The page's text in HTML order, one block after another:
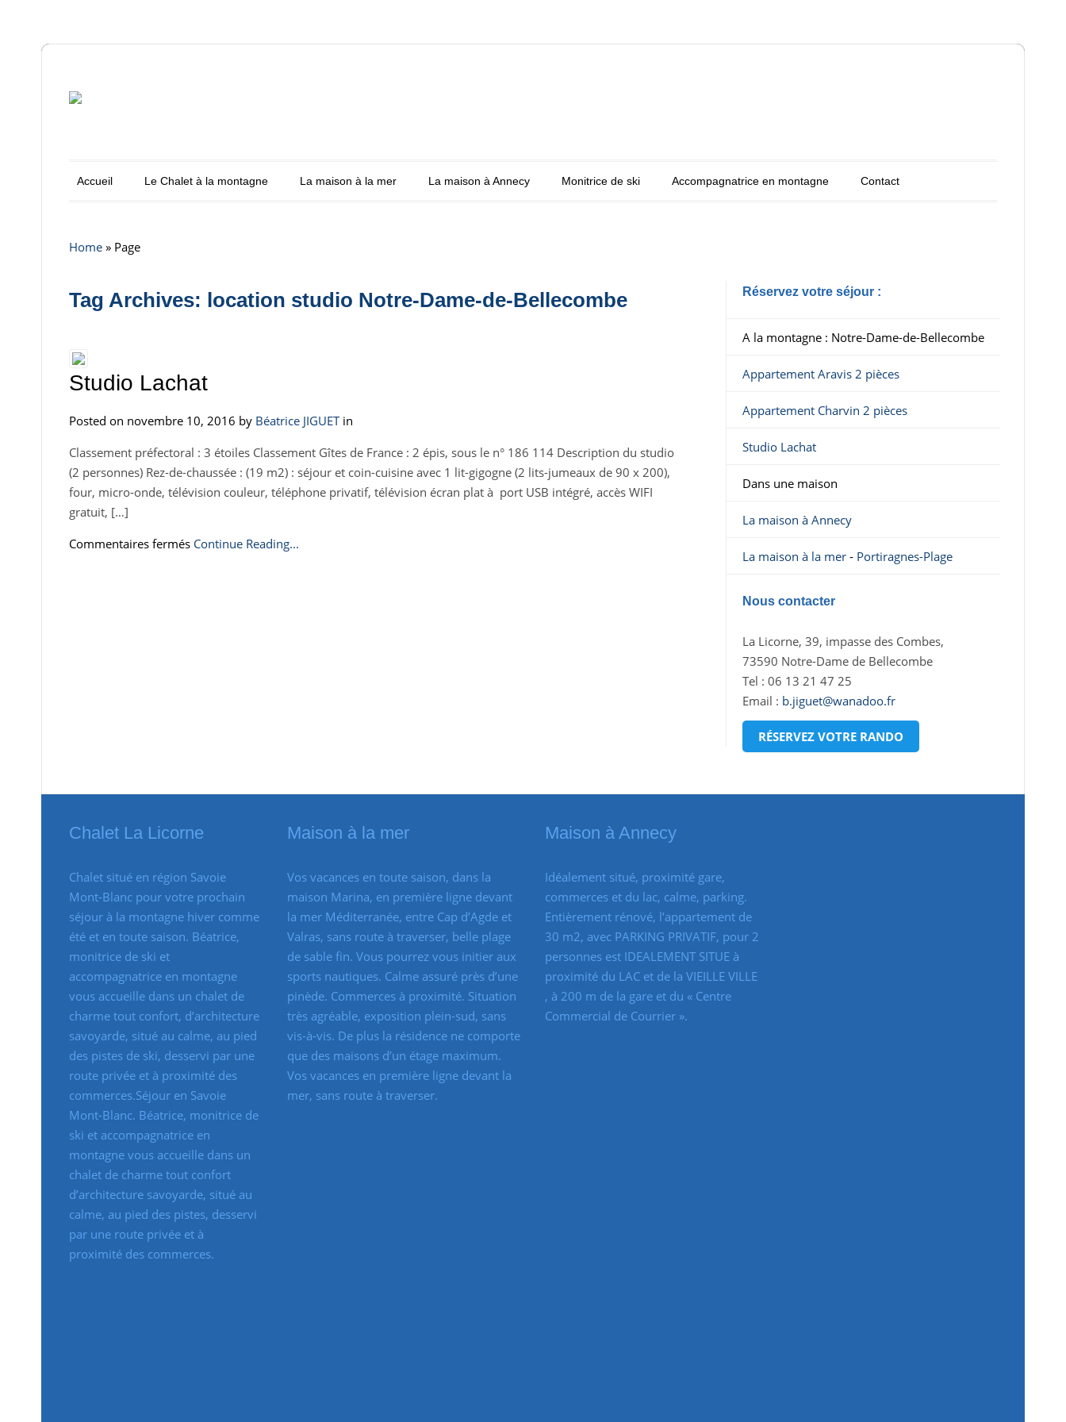
Accueil Le Chalet à la montagne La maison à la mer La maison à Annecy Monitrice de ski Accompagnatrice en montagne Contact
Home » Page
Tag Archives: location studio Notre-Dame-de-Bellecombe
Studio Lachat
Posted on novembre 10, 2016 by Béatrice JIGUETin
Classement préfectoral : 3 étoiles Classement Gîtes de France : 2 épis, sous le n° 186 114 Description du studio
(2 personnes) Rez-de-chaussée : (19 m2) : séjour et coin-cuisine avec 1 lit-gigogne (2 lits-jumeaux de 90 x 200),
four, micro-onde, télévision couleur, téléphone privatif, télévision écran plat à port USB intégré, accès WIFI
gratuit, […]
Commentaires ferméssur
Continue Reading...
Réservez votre séjour :
A la montagne : Notre-Dame-de-Bellecombe
Appartement Aravis 2 pièces
Appartement Charvin 2 pièces
Studio Lachat
Dans une maison
La maison à Annecy
La maison à la mer- Portiragnes-Plage
Nous contacter
La Licorne, 39, impasse des Combes,
73590 Notre-Dame de Bellecombe
Tel : 06 13 21 47 25
Email : b.jiguet@wanadoo.fr
RÉSERVEZ VOTRE RANDO
Chalet La Licorne
Chalet situé en région Savoie
Mont-Blanc pour votre prochain
séjour à la montagne hiver comme
été et en toute saison. Béatrice,
monitrice de ski et
accompagnatrice en montagne
vous accueille dans un chalet de
charme tout confort, d’architecture
savoyarde, situé au calme, au pied
des pistes de ski, desservi par une
route privée et à proximité des
commerces.Séjour en Savoie
Mont-Blanc. Béatrice, monitrice de
ski et accompagnatrice en
montagne vous accueille dans un
chalet de charme tout confort
d’architecture savoyarde, situé au
calme, au pied des pistes, desservi
par une route privée et à
proximité des commerces.
Maison à la mer
Vos vacances en toute saison, dans la
maison Marina, en première ligne devant
la mer Méditerranée, entre Cap d’Agde et
Valras, sans route à traverser, belle plage
de sable fin. Vous pourrez vous initier aux
sports nautiques. Calme assuré près d’une
pinède. Commerces à proximité. Situation
très agréable, exposition plein-sud, sans
vis-à-vis. De plus la résidence ne comporte
que des maisons d’un étage maximum.
Vos vacances en première ligne devant la
mer, sans route à traverser.
Maison à Annecy
Idéalement situé, proximité gare,
commerces et du lac, calme, parking.
Entièrement rénové, l’appartement de
30 m2, avec PARKING PRIVATIF, pour 2
personnes est IDEALEMENT SITUE à
proximité du LAC et de la VIEILLE VILLE
, à 200 m de la gare et du « Centre
Commercial de Courrier ».